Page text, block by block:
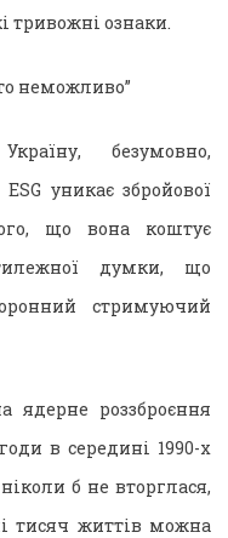
тривожні ознаки.
неможливо”
безумовно,
уникає збройової
що вона коштує
думки, що
стримуючий
ядерне роззброєння
в середині 1990-х
б не вторглася,
тисяч життів можна